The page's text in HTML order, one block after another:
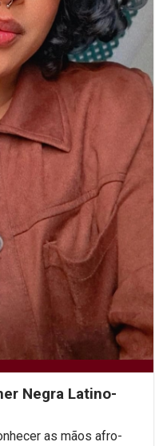
Negra Latino-
as mãos afro-